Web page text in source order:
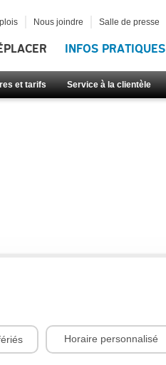
INFOS PRATIQUES
et tarifs Service à la clientèle
Nous joindre Salle de presse
Horaire personnalisé